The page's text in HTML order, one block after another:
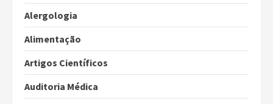
Alergologia
Alimentação
Artigos Científicos
Auditoria Médica